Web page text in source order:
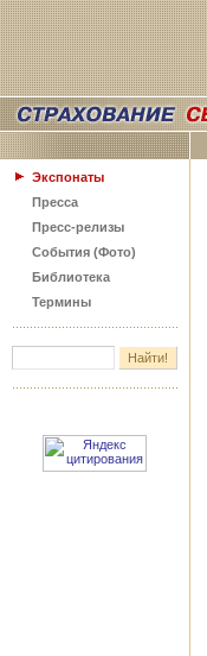
Экспонаты
Пресса
Пресс-релизы
События (Фото)
Библиотека
Термины